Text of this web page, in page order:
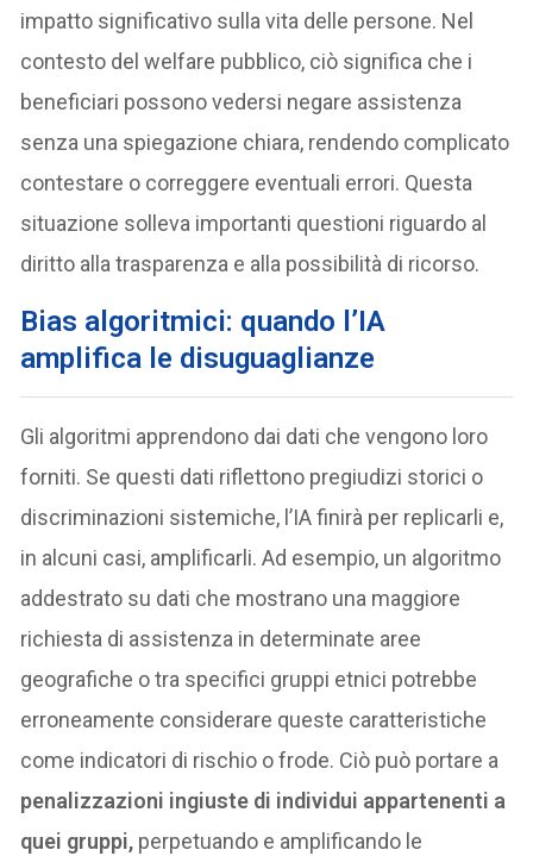
impatto significativo sulla vita delle persone. Nel
contesto del welfare pubblico, ciò significa che i
beneficiari possono vedersi negare assistenza
senza una spiegazione chiara, rendendo complicato
contestare o correggere eventuali errori. Questa
situazione solleva importanti questioni riguardo al
diritto alla trasparenza e alla possibilità di ricorso.
Bias algoritmici: quando l’IA
amplifica le disuguaglianze
Gli algoritmi apprendono dai dati che vengono loro
forniti. Se questi dati riflettono pregiudizi storici o
discriminazioni sistemiche, l’IA finirà per replicarli e,
in alcuni casi, amplificarli. Ad esempio, un algoritmo
addestrato su dati che mostrano una maggiore
richiesta di assistenza in determinate aree
geografiche o tra specifici gruppi etnici potrebbe
erroneamente considerare queste caratteristiche
come indicatori di rischio o frode. Ciò può portare a
penalizzazioni ingiuste di individui appartenenti a
quei gruppi, perpetuando e amplificando le